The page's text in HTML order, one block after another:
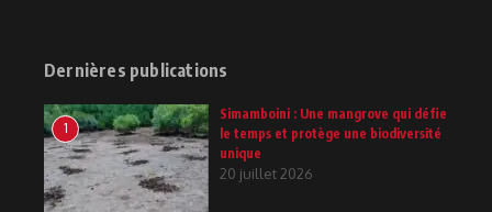
Dernières publications
1
Simamboini : Une mangrove qui défie
le temps et protège une biodiversité
unique
20 juillet 2026